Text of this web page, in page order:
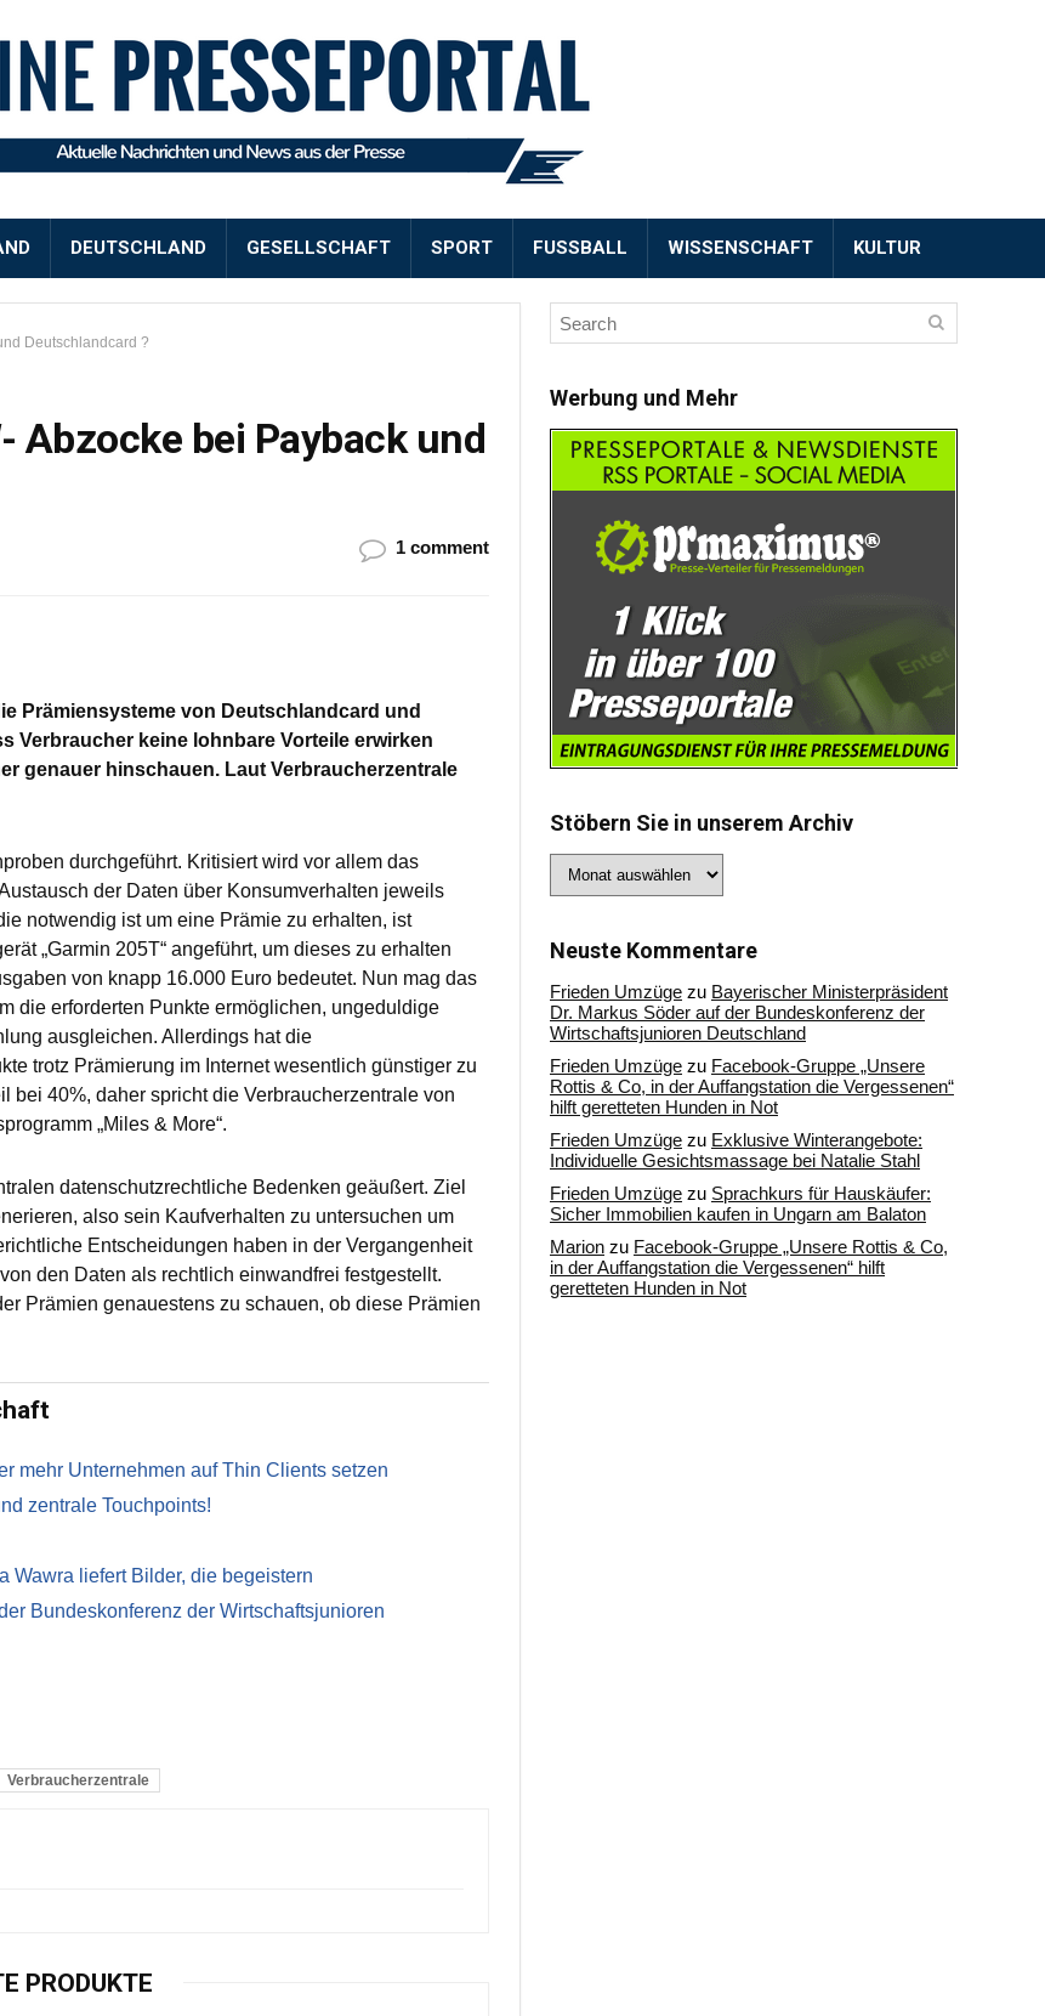
DEUTSCHLAND GESELLSCHAFT SPORT FUSSBALL WISSENSCHAFT KULTUR
Deutschlandcard ?
Abzocke bei Payback und
1 comment
Prämiensysteme von Deutschlandcard und
Verbraucher keine lohnbare Vorteile erwirken
genauer hinschauen. Laut Verbraucherzentrale
durchgeführt. Kritisiert wird vor allem das
der Daten über Konsumverhalten jeweils
notwendig ist um eine Prämie zu erhalten, ist
„Garmin 205T“ angeführt, um dieses zu erhalten
von knapp 16.000 Euro bedeutet. Nun mag das
die erforderten Punkte ermöglichen, ungeduldige
ausgleichen. Allerdings hat die
trotz Prämierung im Internet wesentlich günstiger zu
40%, daher spricht die Verbraucherzentrale von
„Miles & More“.
datenschutzrechtliche Bedenken geäußert. Ziel
also sein Kaufverhalten zu untersuchen um
Entscheidungen haben in der Vergangenheit
den Daten als rechtlich einwandfrei festgestellt.
Prämien genauestens zu schauen, ob diese Prämien
mehr Unternehmen auf Thin Clients setzen
zentrale Touchpoints!
Wawra liefert Bilder, die begeistern
Bundeskonferenz der Wirtschaftsjunioren
Verbraucherzentrale
PRODUKTE
Werbung und Mehr
Stöbern Sie in unserem Archiv
Sie
Archiv
Neuste Kommentare
Frieden Umzüge zu Bayerischer Ministerpräsident
Dr. Markus Söder auf der Bundeskonferenz der
Wirtschaftsjunioren Deutschland
Frieden Umzüge zu Facebook-Gruppe „Unsere
Rottis & Co, in der Auffangstation die Vergessenen“
hilft geretteten Hunden in Not
Frieden Umzüge zu Exklusive Winterangebote:
Individuelle Gesichtsmassage bei Natalie Stahl
Frieden Umzüge zu Sprachkurs für Hauskäufer:
Sicher Immobilien kaufen in Ungarn am Balaton
Marion zu Facebook-Gruppe „Unsere Rottis & Co,
in der Auffangstation die Vergessenen“ hilft
geretteten Hunden in Not